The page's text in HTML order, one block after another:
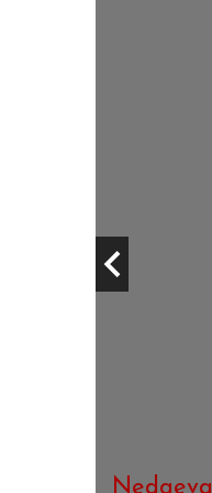
Nedgeva